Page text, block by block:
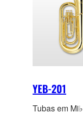
YEB-201
Tubas em Mi♭